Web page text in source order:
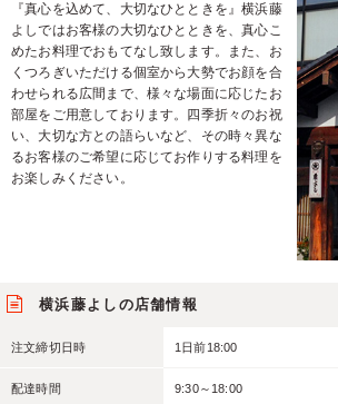
『真心を込めて、大切なひとときを』横浜藤
よしではお客様の大切なひとときを、真心こ
めたお料理でおもてなし致します。また、お
くつろぎいただける個室から大勢でお顔を合
わせられる広間まで、様々な場面に応じたお
部屋をご用意しております。四季折々のお祝
い、大切な方との語らいなど、その時々異な
るお客様のご希望に応じてお作りする料理を
お楽しみください。
横浜藤よしの店舗情報
注文締切日時 1日前18:00
配達時間 9:30～18:00